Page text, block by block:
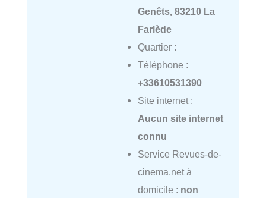
Genêts, 83210 La
Farlède
Quartier :
Téléphone :
+33610531390
Site internet :
Aucun site internet
connu
Service Revues-de-
cinema.net à
domicile : non